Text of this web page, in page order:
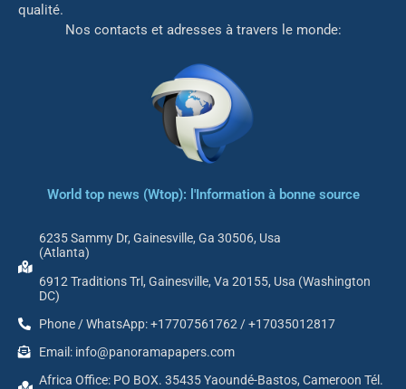
qualité.
Nos contacts et adresses à travers le monde:
World top news (Wtop): l'Information à bonne source
6235 Sammy Dr, Gainesville, Ga 30506, Usa
(Atlanta)
6912 Traditions Trl, Gainesville, Va 20155, Usa (Washington
DC)
Phone / WhatsApp: +17707561762 / +17035012817
Email: info@panoramapapers.com
Africa Office: PO BOX. 35435 Yaoundé-Bastos, Cameroon Tél.